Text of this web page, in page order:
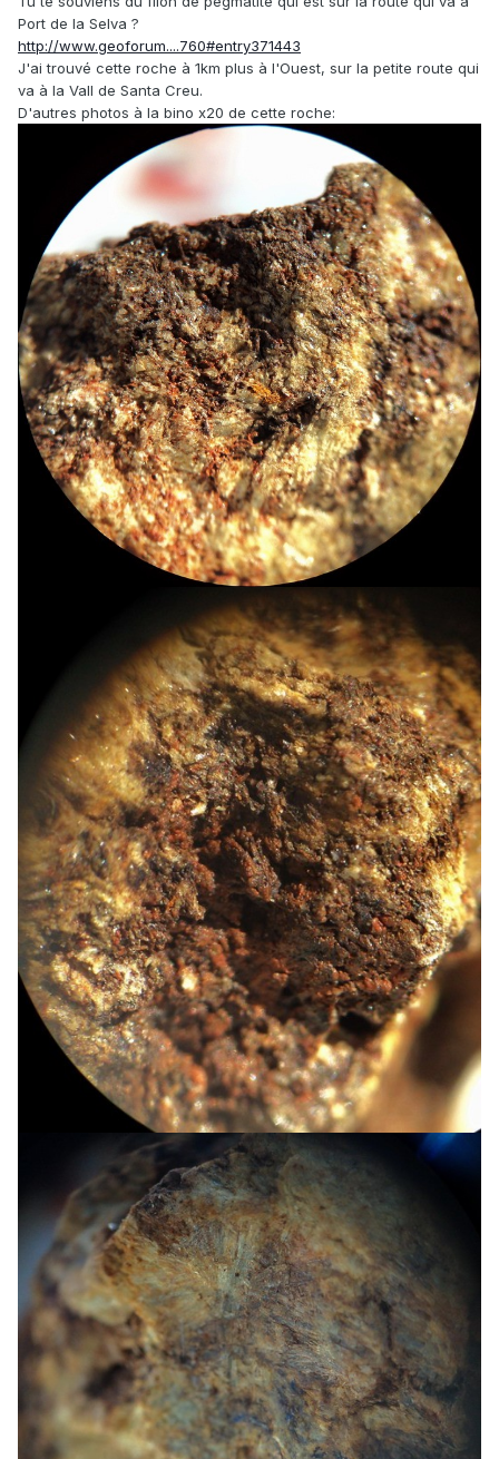
Port de la Selva ?
http://www.geoforum....760#entry371443
J'ai trouvé cette roche à 1km plus à l'Ouest, sur la petite route qui
va à la Vall de Santa Creu.
D'autres photos à la bino x20 de cette roche: